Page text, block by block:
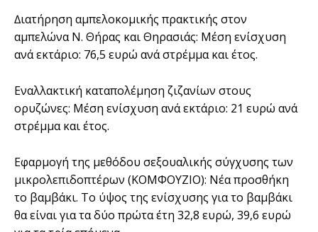
∆ιατήρηση αµπελοκοµικής πρακτικής στον
αµπελώνα Ν. Θήρας και Θηρασιάς: Μέση ενίσχυση
ανά εκτάριο: 76,5 ευρώ ανά στρέµµα και έτος.
Εναλλακτική καταπολέµηση ζιζανίων στους
ορυζώνες: Μέση ενίσχυση ανά εκτάριο: 21 ευρώ ανά
στρέµµα και έτος.
Εφαρµογή της µεθόδου σεξουαλικής σύγχυσης των
µικρολεπιδοπτέρων (ΚΟΜΦΟΥΖΙΟ): Νέα προσθήκη
το βαµβάκι. Το ύψος της ενίσχυσης για το βαµβάκι
θα είναι για τα δύο πρώτα έτη 32,8 ευρώ, 39,6 ευρώ